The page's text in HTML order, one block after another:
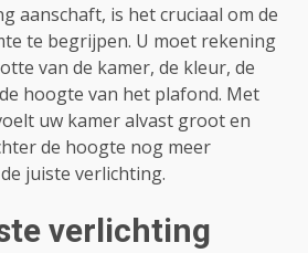
aanschaft, is het cruciaal om de
te begrijpen. U moet rekening
van de kamer, de kleur, de
hoogte van het plafond. Met
uw kamer alvast groot en
de hoogte nog meer
juiste verlichting.
verlichting